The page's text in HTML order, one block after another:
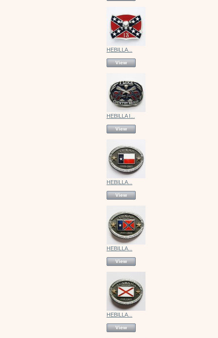
HEBILLA...
View
HEBILLA I...
View
HEBILLA...
View
HEBILLA...
View
HEBILLA...
View